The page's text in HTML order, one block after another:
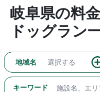
岐阜県の料
ドッグラン
地域名 選択する
キーワード